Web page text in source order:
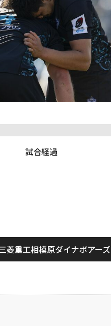
試合経過
菱重工相模原ダイナボアーズ